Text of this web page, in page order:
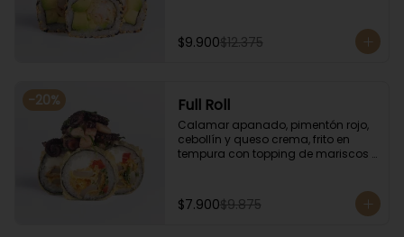
$9.900$12.375
-20% Full Roll
Calamar apanado, pimentón rojo,
cebollín y queso crema, frito en
tempura con topping de mariscos
$7.900$9.875